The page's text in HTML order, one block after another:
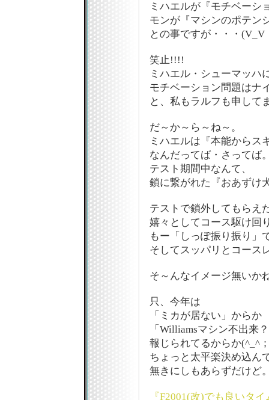
ミハエルが『モチベーシ
モンが『マシンのポテン
との事ですが・・・(V_V
笑止!!!!
ミハエル・シューマッハ
モチベーション問題はナ
と、私もラルフも申して
だ～か～ら～ね～。
ミハエルは『本能からス
なんだってば・さってば
テスト期間中なんて、
鎖に繋がれた『おあずけ
テストで鎖外してもらえ
嬉々としてコース駆け回
もー「しっぽ振り振り」
そしてスッパリとコース
そ～んなイメージ無いか
只、今年は
「ミカが居ない」からか
「Williamsマシン不出来
報じられてるからか(^_^
ちょっと太平楽決め込ん
無きにしもあらずだけど
『F2001(改)でも良いタイ